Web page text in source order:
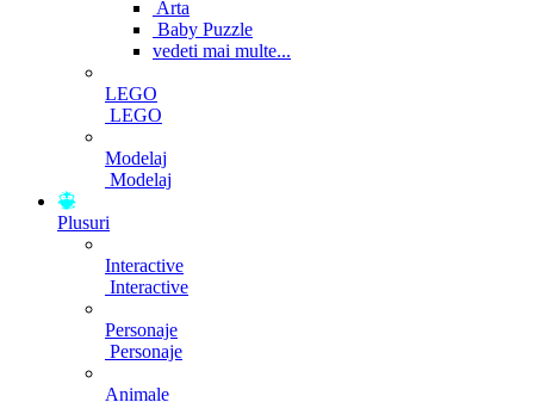
Arta
Baby Puzzle
vedeti mai multe...
LEGO
LEGO
Modelaj
Modelaj
Plusuri
Interactive
Interactive
Personaje
Personaje
Animale